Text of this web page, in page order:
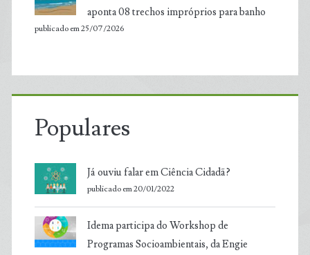
aponta 08 trechos impróprios para banho
publicado em 25/07/2026
Populares
Já ouviu falar em Ciência Cidadã?
publicado em 20/01/2022
Idema participa do Workshop de
Programas Socioambientais, da Engie